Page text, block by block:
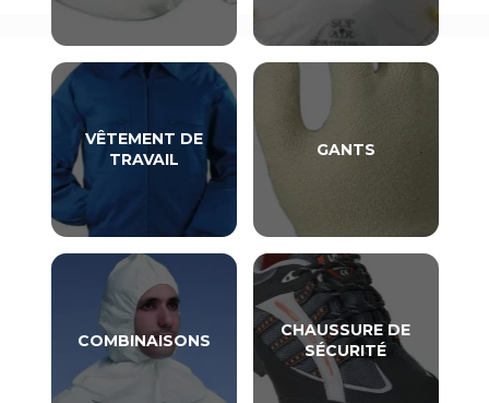
VÊTEMENT DE
TRAVAIL
GANTS
COMBINAISONS
CHAUSSURE DE
SÉCURITÉ